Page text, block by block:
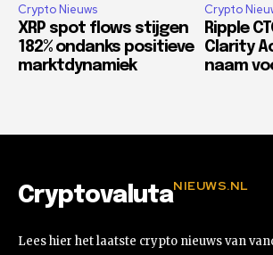
Crypto Nieuws
XRP spot flows stijgen
182% ondanks positieve
marktdynamiek
Crypto
Ripple
Clarity
naam
CryptovalutaNIEUWS.NL
Lees hier het laatste crypto nieuws van